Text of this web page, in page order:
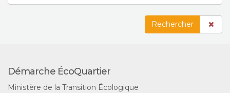
Rechercher
Démarche ÉcoQuartier
Ministère de la Transition Écologique